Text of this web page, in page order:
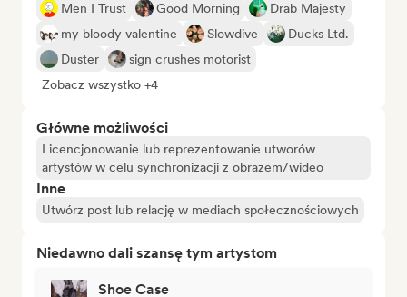
Men I Trust Good Morning
Drab Majesty
my bloody valentine
Slowdive
Ducks Ltd.
Duster
sign crushes motorist
Zobacz wszystko +4
Główne możliwości
Licencjonowanie lub reprezentowanie utworów
artystów w celu synchronizacji z obrazem/wideo
Inne
Utwórz post lub relację w mediach społecznościowych
Niedawno dali szansę tym artystom
Shoe Case